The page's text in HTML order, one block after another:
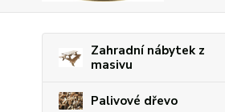
Zahradní nábytek z
masivu
Palivové dřevo